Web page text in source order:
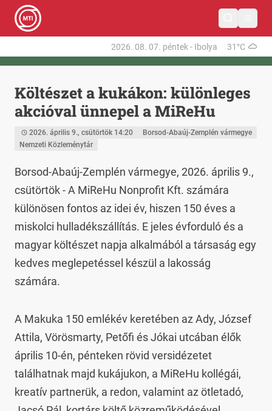
2026. 08. 07. péntek- Ibolya 31°C
Költészet a kukákon: különleges
akcióval ünnepel a MiReHu
2026. április 9., csütörtök 14:20
Borsod-Abaúj-Zemplén vármegye
Nemzeti Közleménytár
Borsod-Abaúj-Zemplén vármegye, 2026. április 9.,
csütörtök - A MiReHu Nonprofit Kft. számára
különösen fontos az idei év, hiszen 150 éves a
miskolci hulladékszállítás. E jeles évforduló és a
magyar költészet napja alkalmából a társaság egy
kedves meglepetéssel készül a lakosság
számára.
A Makuka 150 emlékév keretében az Ady, József
Attila, Vörösmarty, Petőfi és Jókai utcában élők
április 10-én, pénteken rövid versidézetet
találhatnak majd kukájukon, a MiReHu kollégái,
kreatív partnerük, a redon, valamint az ötletadó,